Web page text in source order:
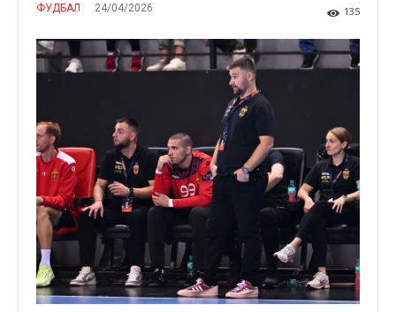
ФУДБАЛ 24/04/2026 135